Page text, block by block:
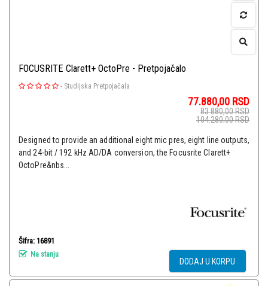
FOCUSRITE Clarett+ OctoPre - Pretpojačalo
- Studijska Pretpojačala
77.880,00 RSD
83.880,00RSD
104.280,00RSD
Designed to provide an additional eight mic pres, eight line outputs,
and 24-bit / 192 kHz AD/DA conversion, the Focusrite Clarett+
OctoPre&nbs...
Šifra: 16891
Na stanju
DODAJ U KORPU